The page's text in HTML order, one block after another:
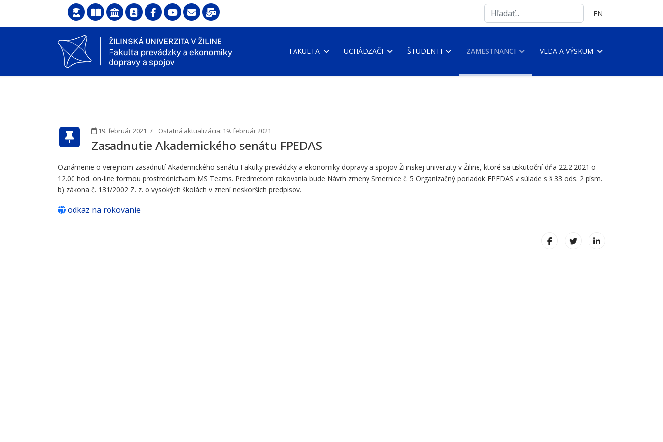
Search
...
Vyberte váš jazyk
EN
FAKULTA UCHÁDZAČI ŠTUDENTI ZAMESTNANCI VEDA A VÝSKUM
19. február 2021 Ostatná aktualizácia: 19. február 2021
Zasadnutie Akademického senátu FPEDAS
Oznámenie o verejnom zasadnutí Akademického senátu Fakulty prevádzky a ekonomiky dopravy a spojov Žilinskej univerzity v Žiline, ktoré sa uskutoční dňa 22.2.2021 o
12.00 hod. on-line formou prostredníctvom MS Teams. Predmetom rokovania bude Návrh zmeny Smernice č. 5 Organizačný poriadok FPEDAS v súlade s § 33 ods. 2 písm.
b) zákona č. 131/2002 Z. z. o vysokých školách v znení neskorších predpisov.
odkaz na rokovanie